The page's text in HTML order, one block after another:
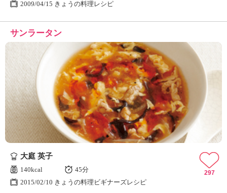
2009/04/15 きょうの料理レシピ
サンラータン
大庭 英子
140kcal
45分
2015/02/10 きょうの料理ビギナーズレシピ
297